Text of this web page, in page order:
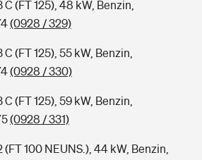
(FT 125), 48 kW, Benzin,
(0928 / 329)
(FT 125), 55 kW, Benzin,
(0928 / 330)
(FT 125), 59 kW, Benzin,
(0928 / 331)
(FT 100 NEUNS.), 44 kW, Benzin,